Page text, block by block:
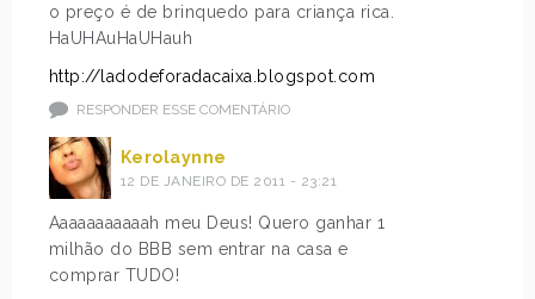
o preço é de brinquedo para criança rica.
HaUHAuHaUHauh
http://ladodeforadacaixa.blogspot.com
RESPONDER ESSE COMENTÁRIO
Kerolaynne
12 DE JANEIRO DE 2011 - 23:21
Aaaaaaaaaaah meu Deus! Quero ganhar 1
milhão do BBB sem entrar na casa e
comprar TUDO!